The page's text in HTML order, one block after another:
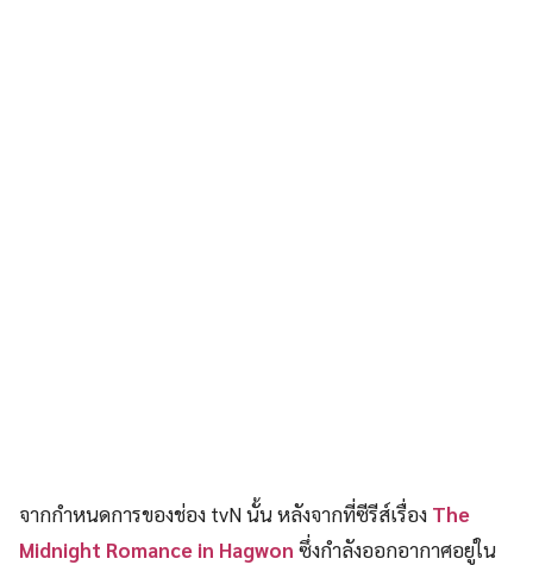
จากกำหนดการของช่อง tvN นั้น หลังจากที่ซีรีส์เรื่อง The
Midnight Romance in Hagwon ซึ่งกำลังออกอากาศอยู่ใน